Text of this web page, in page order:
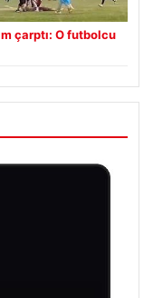
çarptı: O futbolcu